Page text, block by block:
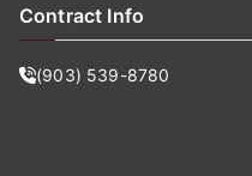
Contract Info
(903) 539-8780